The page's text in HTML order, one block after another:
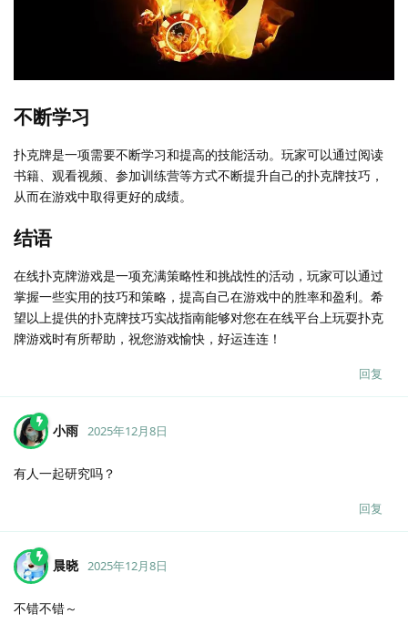
不断学习
扑克牌是一项需要不断学习和提高的技能活动。玩家可以通过阅读
书籍、观看视频、参加训练营等方式不断提升自己的扑克牌技巧，
从而在游戏中取得更好的成绩。
结语
在线扑克牌游戏是一项充满策略性和挑战性的活动，玩家可以通过
掌握一些实用的技巧和策略，提高自己在游戏中的胜率和盈利。希
望以上提供的扑克牌技巧实战指南能够对您在在线平台上玩耍扑克
牌游戏时有所帮助，祝您游戏愉快，好运连连！
回复
小雨 2025年12月8日
有人一起研究吗？
回复
晨晓 2025年12月8日
不错不错～